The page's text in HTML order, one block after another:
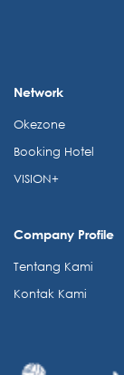
Network
Okezone
Booking Hotel
VISION+
Company Profile
Tentang Kami
Kontak Kami